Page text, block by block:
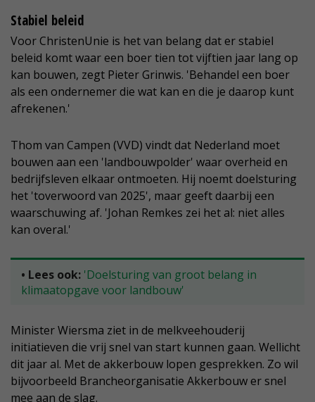
Stabiel beleid
Voor ChristenUnie is het van belang dat er stabiel
beleid komt waar een boer tien tot vijftien jaar lang op
kan bouwen, zegt Pieter Grinwis. 'Behandel een boer
als een ondernemer die wat kan en die je daarop kunt
afrekenen.'
Thom van Campen (VVD) vindt dat Nederland moet
bouwen aan een 'landbouwpolder' waar overheid en
bedrijfsleven elkaar ontmoeten. Hij noemt doelsturing
het 'toverwoord van 2025', maar geeft daarbij een
waarschuwing af. 'Johan Remkes zei het al: niet alles
kan overal.'
• Lees ook: 'Doelsturing van groot belang in
klimaatopgave voor landbouw'
Minister Wiersma ziet in de melkveehouderij
initiatieven die vrij snel van start kunnen gaan. Wellicht
dit jaar al. Met de akkerbouw lopen gesprekken. Zo wil
bijvoorbeeld Brancheorganisatie Akkerbouw er snel
mee aan de slag.